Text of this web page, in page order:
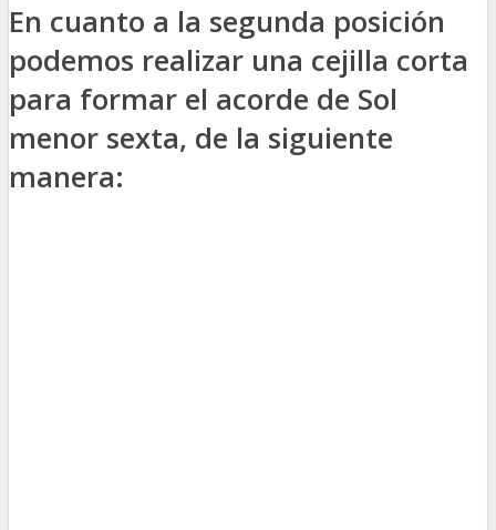
En cuanto a la segunda posición
podemos realizar una cejilla corta
para formar el acorde de Sol
menor sexta, de la siguiente
manera: